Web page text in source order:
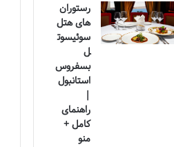
رستوران
های هتل
سوئیسوت
ل
بسفروس
استانبول
|
راهنمای
کامل +
منو